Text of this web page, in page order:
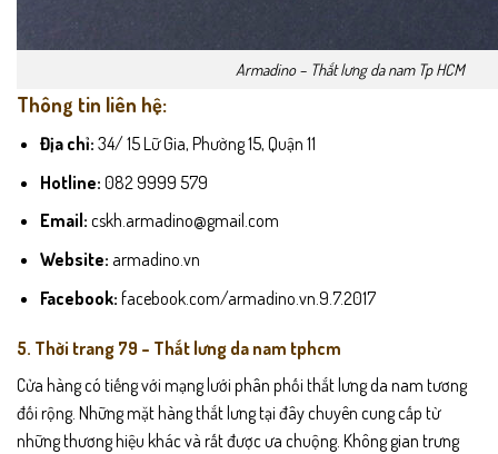
Armadino – Thắt lưng da nam Tp HCM
Thông tin liên hệ:
Địa chỉ: 34/ 15 Lữ Gia, Phường 15, Quận 11
Hotline: 082 9999 579
Email: cskh.armadino@gmail.com
Website: armadino.vn
Facebook: facebook.com/armadino.vn.9.7.2017
5. Thời trang 79 – Thắt lưng da nam tphcm
Cửa hàng có tiếng với mạng lưới phân phối thắt lưng da nam tương
đối rộng. Những mặt hàng thắt lưng tại đây chuyên cung cấp từ
những thương hiệu khác và rất được ưa chuộng. Không gian trưng